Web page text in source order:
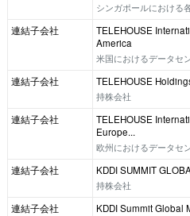
シンガポールにおける
連結子会社
TELEHOUSE
America
米国におけるデータセ
連結子会社
TELEHOUSE
持株会社
連結子会社
TELEHOUSE
Europe...
欧州におけるデータセ
連結子会社
KDDI SUMMIT
持株会社
連結子会社
KDDI Summit Global